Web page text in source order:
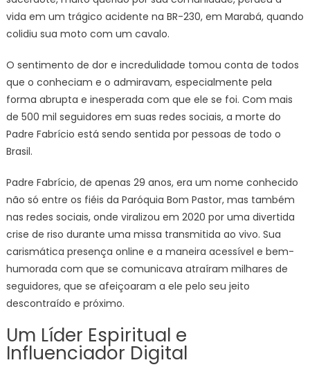
vida em um trágico acidente na BR-230, em Marabá, quando
colidiu sua moto com um cavalo.
O sentimento de dor e incredulidade tomou conta de todos
que o conheciam e o admiravam, especialmente pela
forma abrupta e inesperada com que ele se foi. Com mais
de 500 mil seguidores em suas redes sociais, a morte do
Padre Fabrício está sendo sentida por pessoas de todo o
Brasil.
Padre Fabrício, de apenas 29 anos, era um nome conhecido
não só entre os fiéis da Paróquia Bom Pastor, mas também
nas redes sociais, onde viralizou em 2020 por uma divertida
crise de riso durante uma missa transmitida ao vivo. Sua
carismática presença online e a maneira acessível e bem-
humorada com que se comunicava atraíram milhares de
seguidores, que se afeiçoaram a ele pelo seu jeito
descontraído e próximo.
Um Líder Espiritual e
Influenciador Digital